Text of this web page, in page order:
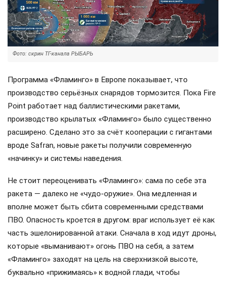
Фото: скрин ТГ-канала РЫБАРЬ
Программа «Фламинго» в Европе показывает, что
производство серьёзных снарядов тормозится. Пока Fire
Point работает над баллистическими ракетами,
производство крылатых «Фламинго» было существенно
расширено. Сделано это за счёт кооперации с гигантами
вроде Safran, новые ракеты получили современную
«начинку» и системы наведения.
Не стоит переоценивать «Фламинго»: сама по себе эта
ракета — далеко не «чудо-оружие». Она медленная и
вполне может быть сбита современными средствами
ПВО. Опасность кроется в другом: враг использует её как
часть эшелонированной атаки. Сначала в ход идут дроны,
которые «выманивают» огонь ПВО на себя, а затем
«Фламинго» заходят на цель на сверхнизкой высоте,
буквально «прижимаясь» к водной глади, чтобы